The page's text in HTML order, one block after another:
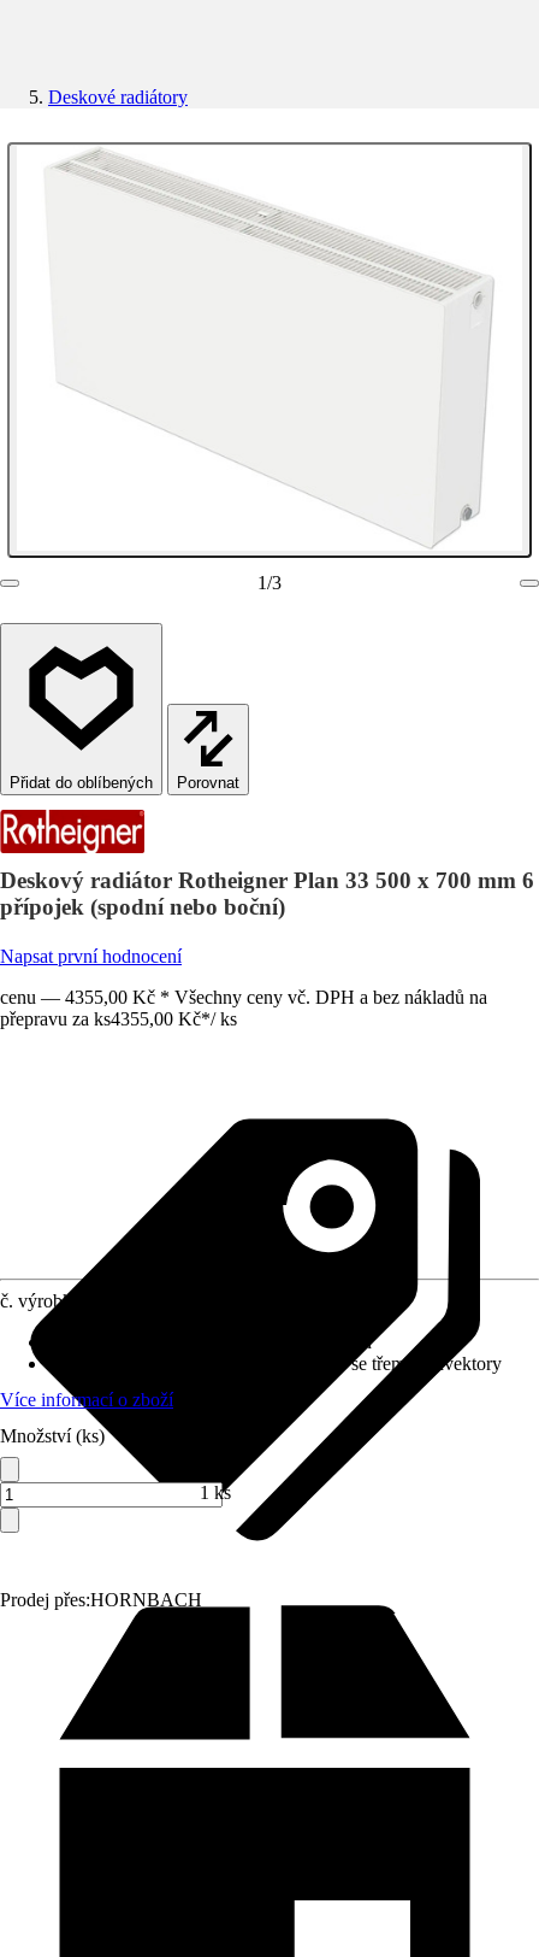
Deskové radiátory
1/3
Porovnat
Deskový radiátor Rotheigner Plan 33 500 x 700 mm 6
přípojek (spodní nebo boční)
Napsat první hodnocení
cenu — 4355,00 Kč * Všechny ceny vč. DPH a bez nákladů na
přepravu za ks4355,00 Kč*/ ks
Prodej přes:HORNBACH
č. výrobku
Bez upevňovacích spon
Typ 3K (33) – třídeskový se třemi konvektory
Více informací o zboží
Množství (ks)
1 ks